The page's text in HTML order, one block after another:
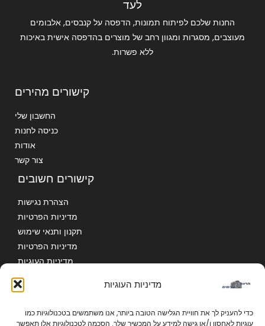
מדיניות העוגיות
כדי להעניק לך את חוויית הגלישה הטובה ביותר, אנו משתמשים בטכנולוגיות כמו
עוגיות לאחסון ו/או גישה למידע על המכשיר שלך. הסכמה לטכנולוגיות אלו תאפשר
לעד
החנות שלכם לפיתוח תמונות, הדפסה על קנבסים, אלבומים
מעוצבים, מסגרות ומגוון רחב של מוצרים בהדפסה אישית באיכות
ללא פשרות.
קישורים מהירים
החשבון שלי
כניסה לחנות
אודות
צור קשר
קישורים חשובים
הצהרת נגישות
מדיניות הפרטיות
תקנון ותנאי שימוש
מדיניות הפרטיות
מדיניות העוגיות